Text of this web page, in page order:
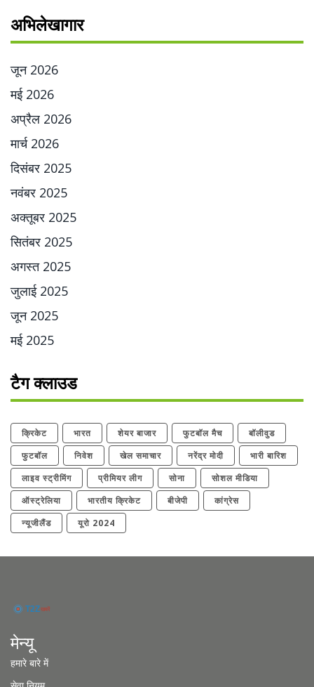
अभिलेखागार
जून 2026
मई 2026
अप्रैल 2026
मार्च 2026
दिसंबर 2025
नवंबर 2025
अक्तूबर 2025
सितंबर 2025
अगस्त 2025
जुलाई 2025
जून 2025
मई 2025
टैग क्लाउड
क्रिकेट भारत शेयर बाजार फुटबॉल मैच
बॉलीवुड
फुटबॉल
निवेश खेल समाचार नरेंद्र मोदी
भारी बारिश
लाइव स्ट्रीमिंग
प्रीमियर लीग सोना
सोशल मीडिया
ऑस्ट्रेलिया
भारतीय क्रिकेट बीजेपी
कांग्रेस
न्यूजीलैंड
यूरो 2024
मेन्यू
हमारे बारे में